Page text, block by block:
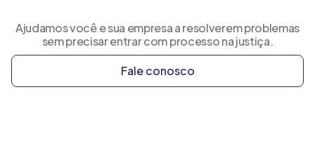
Ajudamos você e sua empresa a resolverem problemas
sem precisar entrar com processo na justiça.
Fale conosco